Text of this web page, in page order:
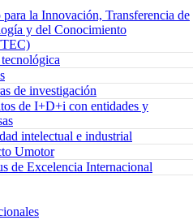
para la Innovación, Transferencia de
y del Conocimiento
de investigación
de I+D+i con entidades y
intelectual e industrial
Umotor
de Excelencia Internacional